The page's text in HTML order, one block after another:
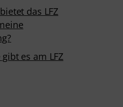
das LFZ
es am LFZ